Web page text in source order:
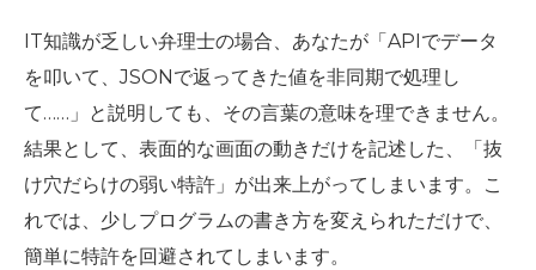
IT知識が乏しい弁理士の場合、あなたが「APIでデータ
を叩いて、JSONで返ってきた値を非同期で処理し
て……」と説明しても、その言葉の意味を理できません。
結果として、表面的な画面の動きだけを記述した、
「抜
け穴だらけの弱い特許」 が出来上がってしまいます。こ
れでは、少しプログラムの書き方を変えられただけで、
簡単に特許を回避されてしまいます。